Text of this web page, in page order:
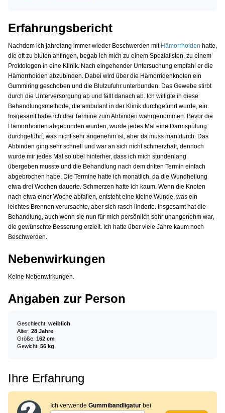
Erfahrungsbericht
Nachdem ich jahrelang immer wieder Beschwerden mit Hämorrhoiden hatte,
die oft zu bluten anfingen, begab ich mich zu einem Spezialisten, zu einem
Proktologen in eine Klinik. Nach eingehender Untersuchung empfahl er die
Hämorrhoiden abzubinden. Dabei wird über die Hämorridenknoten ein
Gummiring geschoben und die Blutzufuhr unterbunden. Das Gewebe stirbt
durch die Unterversorgung ab und fällt danach ab. Ich willigte in diese
Behandlungsmethode, die ambulant in der Klinik durchgeführt wurde, ein.
Insgesamt habe ich drei Termine zum Abbinden wahrgenommen. Bevor die
Hämorrhoiden abgebunden wurden, wurde jedes Mal eine Darmspülung
durchgeführt, was nicht sehr angenehm ist, aber da muss man durch. Das
Abbinden ging sehr schnell und war an sich nicht schmerzhaft, dennoch
wurde mir jedes Mal so übel hinterher, dass ich mich stundenlang
übergeben musste und die Behandlung nach dem dritten Termin einfach
abgebrochen habe. Die Termine hatte ich monatlich, da die Wundheilung
etwa drei Wochen dauerte. Schmerzen hatte ich kaum. Wenn die Knoten
nach etwa einer Woche abfallen, entsteht eine kleine Wunde, was ein
leichtes Brennen verursachte, aber sich rasch linderte. Insgesamt hat die
Behandlung, auch wenn sie nun für mich persönlich sehr unangenehm war,
die gewünschte Besserung erzielt. Ich hatte über viele Jahre kaum noch
Beschwerden.
Nebenwirkungen
Keine Nebenwirkungen.
Angaben zur Person
Geschlecht: weiblich
Alter: 28 Jahre
Größe: 162 cm
Gewicht: 56 kg
Ihre Erfahrung
Ich verwende Gummibandligatur bei